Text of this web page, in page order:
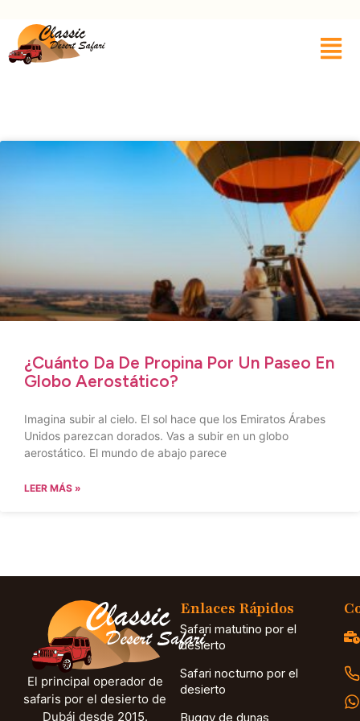
¿Cuánto Da De Propina Por Un Paseo En
Globo Aerostático?
Imagina subir al cielo. El sol hace que los Emiratos Árabes
Unidos parezcan dorados. Vas a subir en un globo
aerostático. El mundo de abajo parece
LEER MÁS »
El principal operador de
safaris por el desierto de
Dubái desde 2015.
Enlaces Rápidos
Safari matutino por el
desierto
Safari nocturno por el
desierto
Buggy de dunas